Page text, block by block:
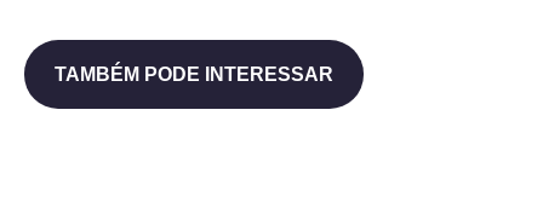
TAMBÉM PODE INTERESSAR